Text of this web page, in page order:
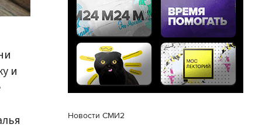
и
Новости СМИ2